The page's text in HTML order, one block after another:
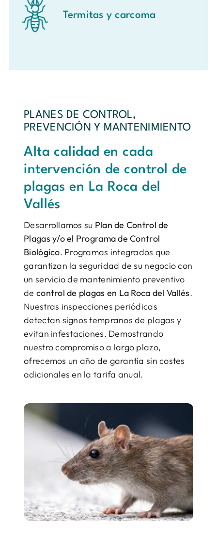
Termitas y carcoma
PLANES DE CONTROL,
PREVENCIÓN Y MANTENIMIENTO
Alta calidad en cada
intervención de control de
plagas en La Roca del
Vallés
Desarrollamos su Plan de Control de
Plagas y/o el Programa de Control
Biológico. Programas integrados que
garantizan la seguridad de su negocio con
un servicio de mantenimiento preventivo
de control de plagas en La Roca del Vallés.
Nuestras inspecciones periódicas
detectan signos tempranos de plagas y
evitan infestaciones. Demostrando
nuestro compromiso a largo plazo,
ofrecemos un año de garantía sin costes
adicionales en la tarifa anual.